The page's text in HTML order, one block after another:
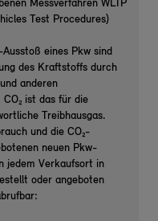
Messverfahren WLTP
Test Procedures)
eines Pkw sind
des Kraftstoffs durch
anderen
ist das für die
Treibhausgas.
und die CO₂-
neuen Pkw-
jedem Verkaufsort in
oder angeboten